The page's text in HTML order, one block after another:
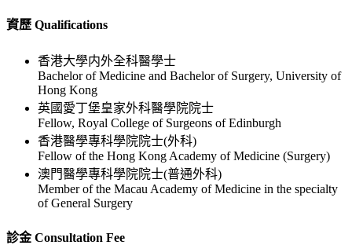
資歷 Qualifications
香港大學内外全科醫學士
Bachelor of Medicine and Bachelor of Surgery, University of
Hong Kong
英國愛丁堡皇家外科醫學院院士
Fellow, Royal College of Surgeons of Edinburgh
香港醫學專科學院院士(外科)
Fellow of the Hong Kong Academy of Medicine (Surgery)
澳門醫學專科學院院士(普通外科)
Member of the Macau Academy of Medicine in the specialty
of General Surgery
診金 Consultation Fee